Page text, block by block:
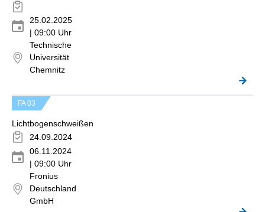
25.02.2025
| 09:00 Uhr
Technische
Universität
Chemnitz
FA 03
Lichtbogenschweißen
24.09.2024
06.11.2024
| 09:00 Uhr
Fronius
Deutschland
GmbH